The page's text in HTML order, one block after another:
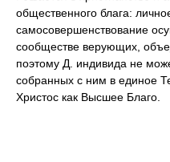
общественного блага:
самосовершенствование
сообществе верующих,
поэтому Д. индивида не
собранных с ним в единое
Христос как Высшее Благо.